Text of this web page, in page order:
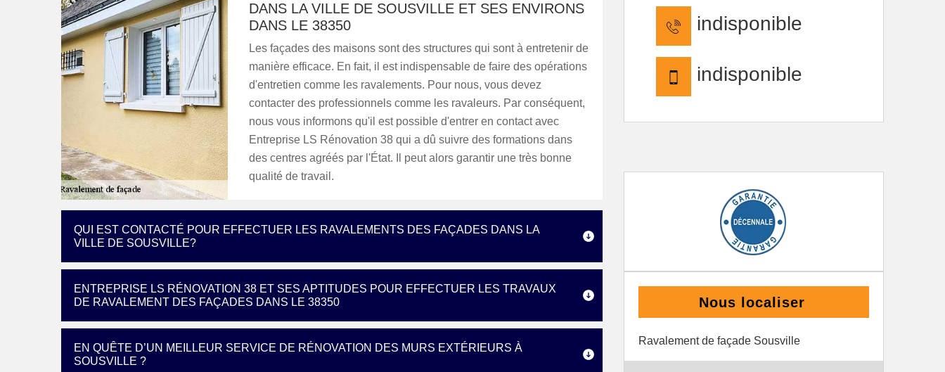
DANS LA VILLE DE SOUSVILLE ET SES ENVIRONS
DANS LE 38350
Les façades des maisons sont des structures qui sont à entretenir de
manière efficace. En fait, il est indispensable de faire des opérations
d'entretien comme les ravalements. Pour nous, vous devez
contacter des professionnels comme les ravaleurs. Par conséquent,
nous vous informons qu'il est possible d'entrer en contact avec
Entreprise LS Rénovation 38 qui a dû suivre des formations dans
des centres agréés par l'État. Il peut alors garantir une très bonne
qualité de travail.
QUI EST CONTACTÉ POUR EFFECTUER LES RAVALEMENTS DES FAÇADES DANS LA
VILLE DE SOUSVILLE?
ENTREPRISE LS RÉNOVATION 38 ET SES APTITUDES POUR EFFECTUER LES TRAVAUX
DE RAVALEMENT DES FAÇADES DANS LE 38350
EN QUÊTE D’UN MEILLEUR SERVICE DE RÉNOVATION DES MURS EXTÉRIEURS À
SOUSVILLE ?
indisponible
indisponible
Nous localiser
Ravalement de façade Sousville